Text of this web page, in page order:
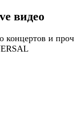
видео
концертов и